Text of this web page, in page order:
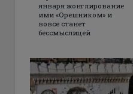
января жонглирование
ими «Орешником» и
вовсе станет
бессмыслицей